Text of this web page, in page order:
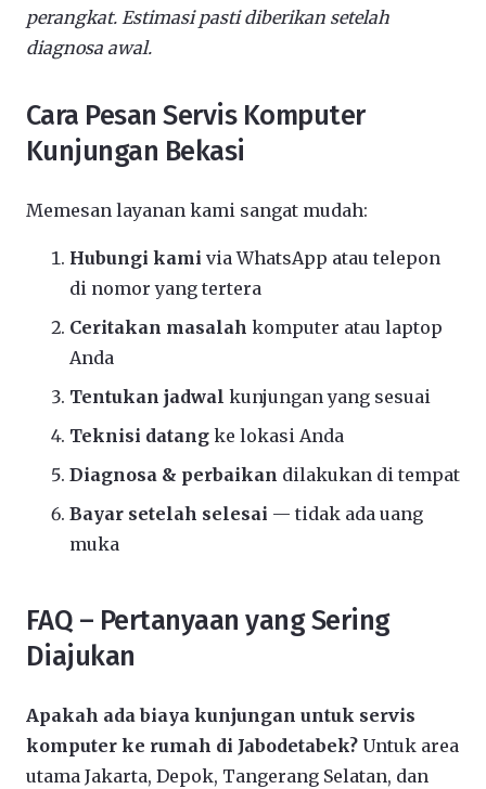
perangkat. Estimasi pasti diberikan setelah
diagnosa awal.
Cara Pesan Servis Komputer
Kunjungan Bekasi
Memesan layanan kami sangat mudah:
Hubungi kami via WhatsApp atau telepon
di nomor yang tertera
Ceritakan masalah komputer atau laptop
Anda
Tentukan jadwal kunjungan yang sesuai
Teknisi datang ke lokasi Anda
Diagnosa & perbaikan dilakukan di tempat
Bayar setelah selesai — tidak ada uang
muka
FAQ – Pertanyaan yang Sering
Diajukan
Apakah ada biaya kunjungan untuk servis
komputer ke rumah di Jabodetabek? Untuk area
utama Jakarta, Depok, Tangerang Selatan, dan